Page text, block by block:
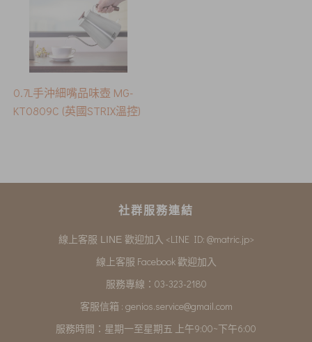
0.7L手沖細嘴品味壺 MG-
KT0809C (英國STRIX溫控)
社群服務連結
線上客服 LINE 歡迎加入 <LINE ID: @matric.jp>
線上客服 Facebook 歡迎加入
服務專線：03-323-2180
客服信箱 : genios.service@gmail.com
服務時間：星期一至星期五 上午9:00~下午6:00